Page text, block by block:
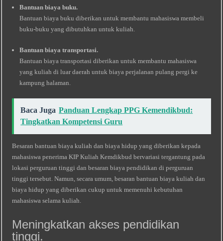
Bantuan biaya buku.
Bantuan biaya buku diberikan untuk membantu mahasiswa membeli
buku-buku yang dibutuhkan untuk kuliah.
Bantuan biaya transportasi.
Bantuan biaya transportasi diberikan untuk membantu mahasiswa
yang kuliah di luar daerah untuk biaya perjalanan pulang pergi ke
kampung halaman.
Baca Juga Panduan Lengkap PPG Kemendikbud:
Tingkatkan Kompetensi Guru
Besaran bantuan biaya kuliah dan biaya hidup yang diberikan kepada
mahasiswa penerima KIP Kuliah Kemdikbud bervariasi tergantung pada
lokasi perguruan tinggi dan besaran biaya pendidikan di perguruan
tinggi tersebut. Namun, secara umum, besaran bantuan biaya kuliah dan
biaya hidup yang diberikan cukup untuk memenuhi kebutuhan
mahasiswa selama kuliah.
Meningkatkan akses pendidikan
tinggi.